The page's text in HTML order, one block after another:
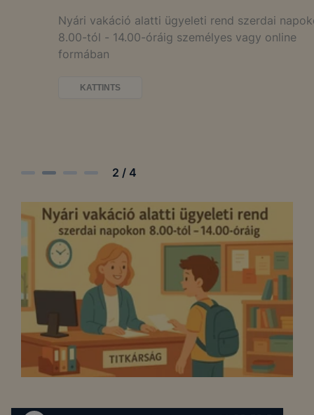
Nyári vakáció alatti ügyeleti rend szerdai napokon
8.00-tól - 14.00-óráig személyes vagy online
formában
KATTINTS
2 / 4